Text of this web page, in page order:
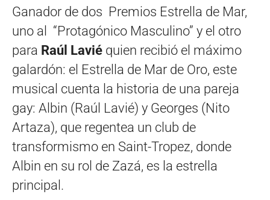
Ganador de dos Premios Estrella de Mar,
uno al “Protagónico Masculino” y el otro
para Raúl Lavié quien recibió el máximo
galardón: el Estrella de Mar de Oro, este
musical cuenta la historia de una pareja
gay: Albin (Raúl Lavié) y Georges (Nito
Artaza), que regentea un club de
transformismo en Saint-Tropez, donde
Albin en su rol de Zazá, es la estrella
principal.